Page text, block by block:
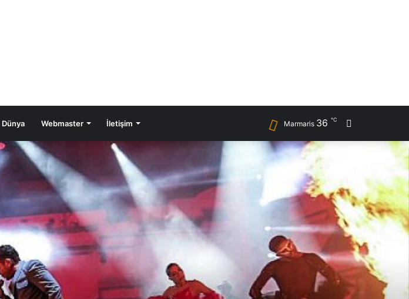
Dünya Webmaster İletişim
...
Marmaris 36 ℃